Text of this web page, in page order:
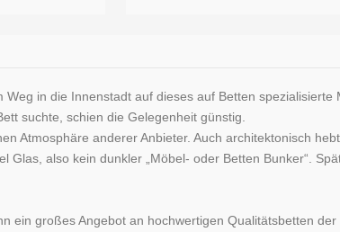
in die Innenstadt auf dieses auf Betten spezialisierte
suchte, schien die Gelegenheit günstig.
Atmosphäre anderer Anbieter. Auch architektonisch
also kein dunkler „Möbel- oder Betten Bunker“.
ein großes Angebot an hochwertigen Qualitätsbetten der